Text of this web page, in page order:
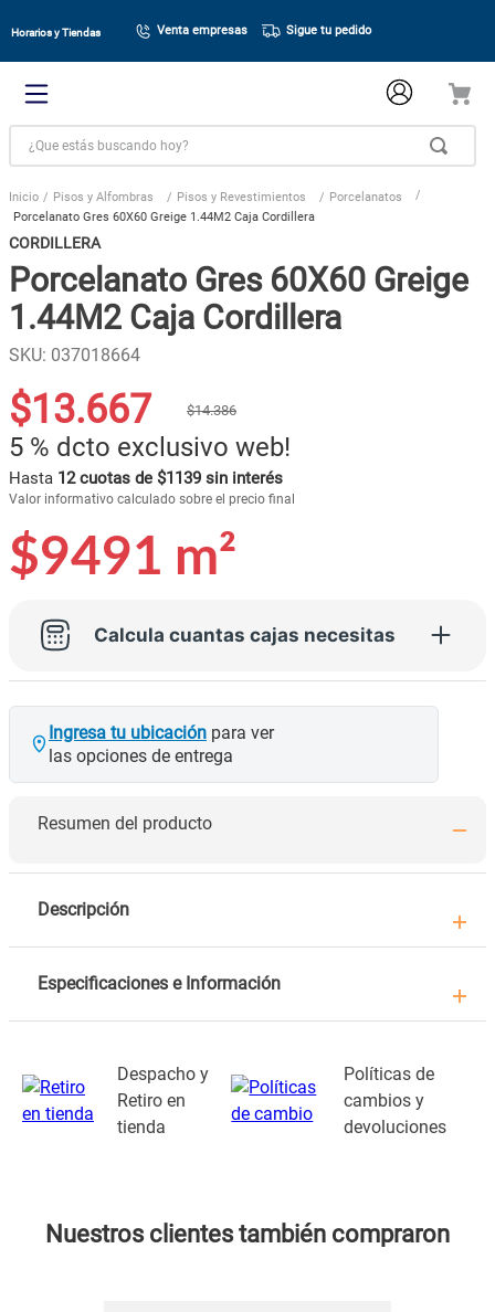
Horarios y Tiendas Venta empresas Sigue tu pedido
¿Que estás buscando hoy?
Pisos y Alfombras Pisos y Revestimientos
Porcelanatos
Porcelanato Gres 60X60 Greige 1.44M2 Caja Cordillera
CORDILLERA
Porcelanato Gres 60X60 Greige
1.44M2 Caja Cordillera
SKU: 037018664
$13.667 $14.386
5 % dcto exclusivo web!
Hasta 12 cuotas de $1139 sin interés
Valor informativo calculado sobre el precio final
$9491 m²
Calcula cuantas cajas necesitas
Ingresa tu ubicación para ver
las opciones de entrega
Resumen del producto
Descripción
Especificaciones e Información
Despacho y
Retiro en
tienda
Políticas de
cambios y
devoluciones
Nuestros clientes también compraron